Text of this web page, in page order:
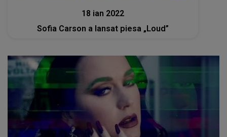
18 ian 2022
Sofia Carson a lansat piesa „Loud”